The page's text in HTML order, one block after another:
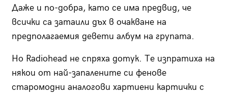
Даже и по-добра, като се има предвид, че
всички са затаили дъх в очакване на
предполагаемия девети албум на групата.
Но Radiohead не спряха дотук. Те изпратиха на
някои от най-запалените си фенове
старомодни аналогови хартиени картички с